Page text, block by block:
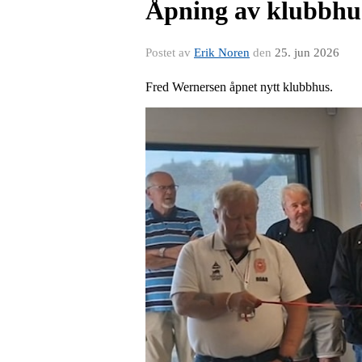
Åpning av
Postet av Erik Noren den 25. jun 2026
Fred Wernersen åpnet nytt klubbhus.